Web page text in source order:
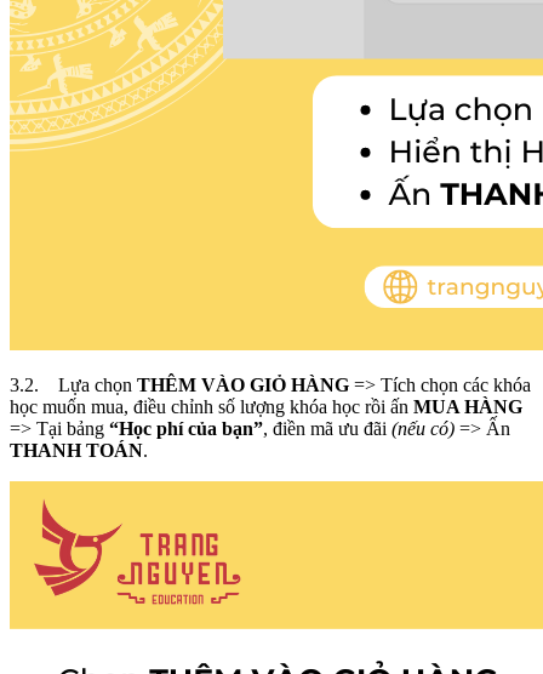
3.2. Lựa chọn THÊM VÀO GIỎ HÀNG => Tích chọn các khóa
học muốn mua, điều chỉnh số lượng khóa học rồi ấn MUA HÀNG
=> Tại bảng “Học phí của bạn”, điền mã ưu đãi (nếu có) => Ấn
THANH TOÁN.